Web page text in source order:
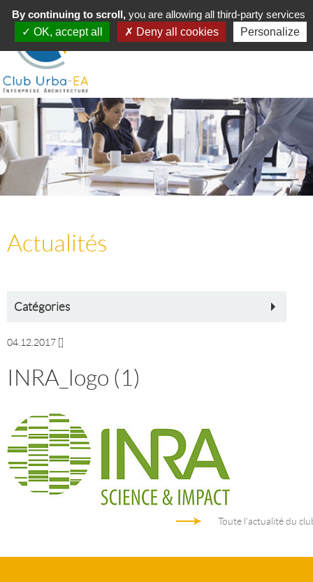
Toggle
navigation
MENU
Actualités
Catégories
04.12.2017
INRA_logo (1)
Toute l'actualité du
By continuing to scroll,you are allowing all third-party services
OK, accept all
Deny all cookies Personalize